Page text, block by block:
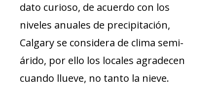
dato curioso, de acuerdo con los
niveles anuales de precipitación,
Calgary se considera de clima semi-
árido, por ello los locales agradecen
cuando llueve, no tanto la nieve.